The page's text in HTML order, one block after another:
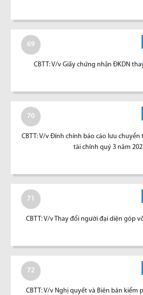
69
CBTT: V/v Giấy chứng nhận ĐKDN
70
CBTT: V/v Đính chính báo cáo lưu
tài chính quý 3 năm
71
CBTT: V/v Thay đổi người đại diện góp
72
CBTT: V/v Nghị quyết và Biên bản kiểm